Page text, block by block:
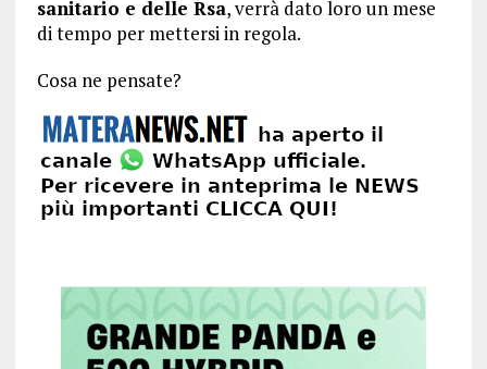
sanitario e delle Rsa, verrà dato loro un mese
di tempo per mettersi in regola.
Cosa ne pensate?